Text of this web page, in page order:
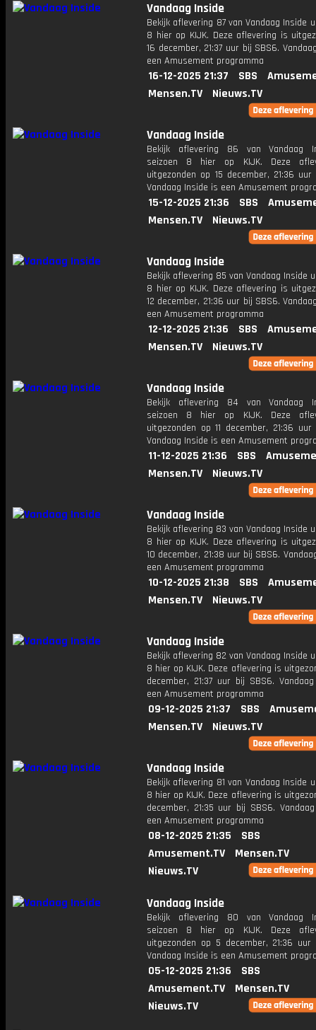
Vandaag Inside
Bekijk aflevering 87 van Vandaag Inside
8 hier op KIJK. Deze aflevering is
16 december, 21:37 uur bij SBS6.
een Amusement programma
16-12-2025 21:37 SBS
Mensen.TV
Nieuws.TV
Vandaag Inside
Bekijk aflevering 86 van Vandaag
seizoen 8 hier op KIJK. Deze
uitgezonden op 15 december, 21:36
Vandaag Inside is een Amusement
15-12-2025 21:36 SBS
Mensen.TV
Nieuws.TV
Vandaag Inside
Bekijk aflevering 85 van Vandaag Inside
8 hier op KIJK. Deze aflevering is
12 december, 21:36 uur bij SBS6.
een Amusement programma
12-12-2025 21:36 SBS
Mensen.TV
Nieuws.TV
Vandaag Inside
Bekijk aflevering 84 van Vandaag
seizoen 8 hier op KIJK. Deze
uitgezonden op 11 december, 21:36
Vandaag Inside is een Amusement
11-12-2025 21:36 SBS
Mensen.TV
Nieuws.TV
Vandaag Inside
Bekijk aflevering 83 van Vandaag Inside
8 hier op KIJK. Deze aflevering is
10 december, 21:38 uur bij SBS6.
een Amusement programma
10-12-2025 21:38 SBS
Mensen.TV
Nieuws.TV
Vandaag Inside
Bekijk aflevering 82 van Vandaag Inside
8 hier op KIJK. Deze aflevering is
december, 21:37 uur bij SBS6.
een Amusement programma
09-12-2025 21:37 SBS
Mensen.TV
Nieuws.TV
Vandaag Inside
Bekijk aflevering 81 van Vandaag Inside
8 hier op KIJK. Deze aflevering is
december, 21:35 uur bij SBS6.
een Amusement programma
08-12-2025 21:35
SBS
Amusement.TV
Mensen.TV
Nieuws.TV
Vandaag Inside
Bekijk aflevering 80 van Vandaag
seizoen 8 hier op KIJK. Deze
uitgezonden op 5 december, 21:36 uur
Vandaag Inside is een Amusement
05-12-2025 21:36
SBS
Amusement.TV
Mensen.TV
Nieuws.TV